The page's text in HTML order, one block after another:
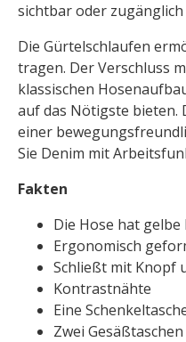
sichtbar oder
Die Gürtelschlaufen
tragen. Der Verschluss
klassischen
auf das Nötigste bieten.
einer
Sie Denim mit
Fakten
Die Hose hat
Ergonomisch
Schließt mit Knopf
Kontrastnähte
Eine
Zwei Gesäßtaschen